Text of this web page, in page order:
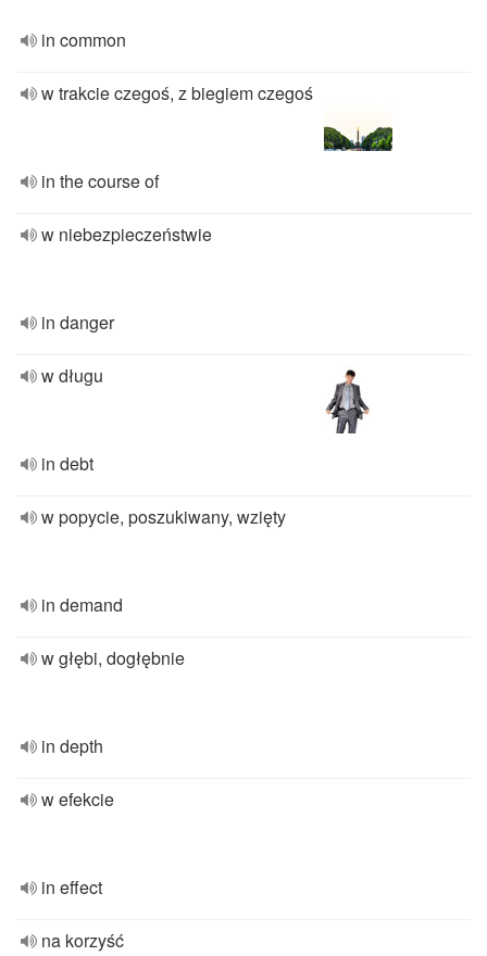
in common
w trakcie czegoś, z biegiem czegoś
in the course of
w niebezpieczeństwie
in danger
w długu
in debt
w popycie, poszukiwany, wzięty
in demand
w głębi, dogłębnie
in depth
w efekcie
in effect
na korzyść